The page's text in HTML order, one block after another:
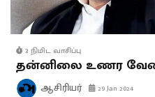
3 நிமிட வாசிப்பு
தன்னிலை உணர
ஆசிரியர் 29 Jan 2024